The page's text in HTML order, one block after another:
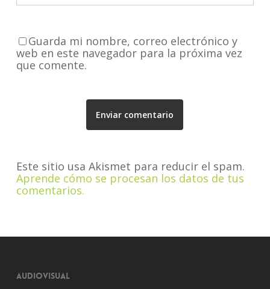
Guarda mi nombre, correo electrónico y
web en este navegador para la próxima vez
que comente.
Este sitio usa Akismet para reducir el spam.
Aprende cómo se procesan los datos de tus
comentarios.
Audiovisual